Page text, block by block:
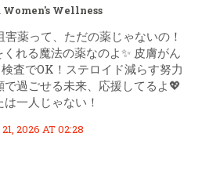
Women's Wellness
薬って、ただの薬じゃないの！
れる魔法の薬なのよ✨ 皮膚がん
査でOK！ステロイド減らす努力
で過ごせる未来、応援してるよ💖
は一人じゃない！
2026 AT 02:28